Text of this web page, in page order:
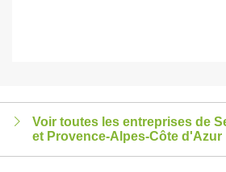
Voir toutes les entreprises de
et Provence-Alpes-Côte d'Azur